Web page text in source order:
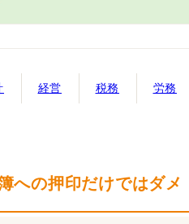
経営 税務 労務
への押印だけではダメ